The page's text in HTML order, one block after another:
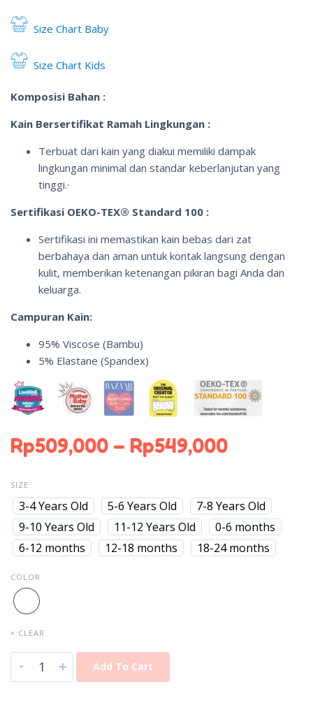
Size Chart Baby
Size Chart Kids
Komposisi Bahan :
Kain Bersertifikat Ramah Lingkungan :
Terbuat dari kain yang diakui memiliki dampak
lingkungan minimal dan standar keberlanjutan yang
tinggi.·
Sertifikasi OEKO-TEX® Standard 100 :
Sertifikasi ini memastikan kain bebas dari zat
berbahaya dan aman untuk kontak langsung dengan
kulit, memberikan ketenangan pikiran bagi Anda dan
keluarga.
Campuran Kain:
95% Viscose (Bambu)
5% Elastane (Spandex)
Rp509,000 – Rp549,000
SIZE
3-4 Years Old 5-6 Years Old
7-8 Years Old
9-10 Years Old
11-12 Years Old
0-6 months
6-12 months
12-18 months 18-24 months
COLOR
× CLEAR
- + Add To Cart